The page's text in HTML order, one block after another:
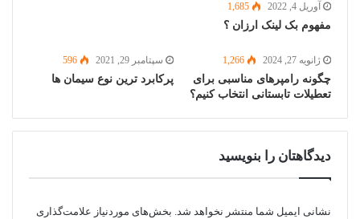
آوریل 4, 2022 1,685
مفهوم بک لینک ارزان ؟
ژانویه 27, 2024 1,266
چگونه رامپرهای مناسبی برای
تعطیلات تابستانی انتخاب کنیم؟
سپتامبر 29, 2021 596
پرکابرد ترین نوع سیمان ها
دیدگاهتان را بنویسید
نشانی ایمیل شما منتشر نخواهد شد. بخش‌های موردنیاز علامت‌گذاری